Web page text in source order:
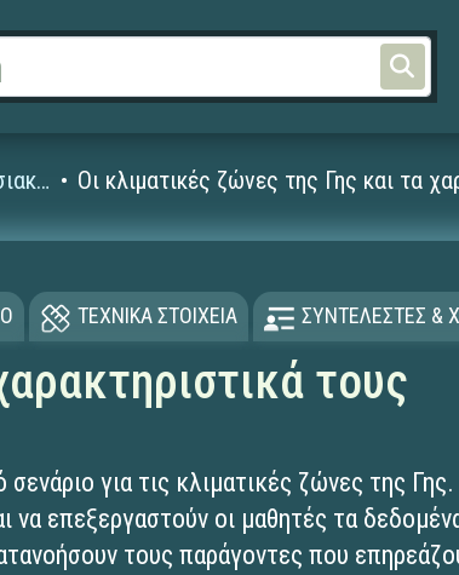
ΝΗΡΗΙΔΕΣ > Μαθησιακά Αντικείμενα Οι κλιματικές ζώνες της Γης και τα
ΤΕΧΝΙΚΑ ΣΤΟΙΧΕΙΑ ΣΥΝΤΕΛΕΣΤΕΣ
τους
σενάριο για τις κλιματικές ζώνες της
να επεξεργαστούν οι μαθητές τα
τους παράγοντες που